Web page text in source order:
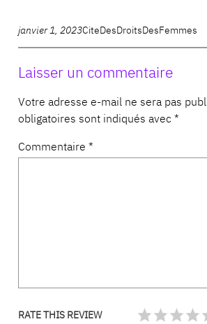
janvier 1, 2023CiteDesDroitsDesFemmes
Laisser un commentaire
Votre adresse e-mail ne sera pas
obligatoires sont indiqués avec *
Commentaire *
RATE THIS REVIEW